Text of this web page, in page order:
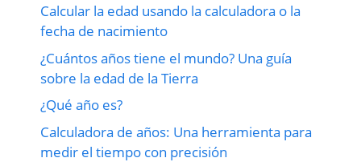
Calcular la edad usando la calculadora o la
fecha de nacimiento
¿Cuántos años tiene el mundo? Una guía
sobre la edad de la Tierra
¿Qué año es?
Calculadora de años: Una herramienta para
medir el tiempo con precisión